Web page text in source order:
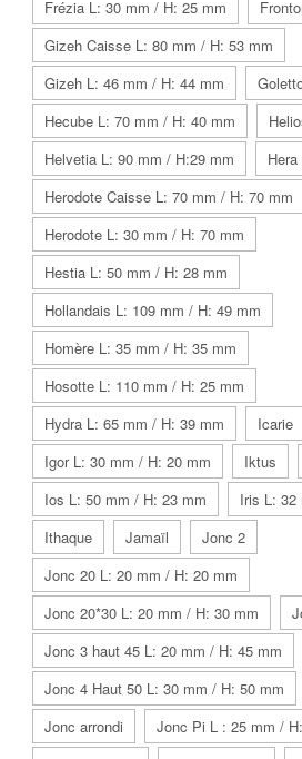
Frézia L: 30 mm / H: 25 mm
Gizeh Caisse L: 80 mm / H: 53 mm
Gizeh L: 46 mm / H: 44 mm
Hecube L: 70 mm / H: 40 mm
Helvetia L: 90 mm / H:29 mm
Herodote Caisse L: 70 mm / H: 70 mm
Herodote L: 30 mm / H: 70 mm
Hestia L: 50 mm / H: 28 mm
Hollandais L: 109 mm / H: 49 mm
Homère L: 35 mm / H: 35 mm
Hosotte L: 110 mm / H: 25 mm
Hydra L: 65 mm / H: 39 mm
Icarie
Igor L: 30 mm / H: 20 mm
Iktus
Ios L: 50 mm / H: 23 mm
Iris L: 32
Ithaque
Jamaïl
Jonc 2
Jonc 20 L: 20 mm / H: 20 mm
Jonc 20*30 L: 20 mm / H: 30 mm
Jonc 3 haut 45 L: 20 mm / H: 45 mm
Jonc 4 Haut 50 L: 30 mm / H: 50 mm
Jonc arrondi
Jonc Pi L : 25 mm /